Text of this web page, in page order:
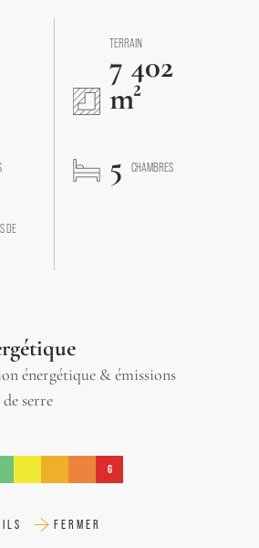
TERRAIN
7 402
m²
5 CHAMBRES
DE
énergétique & émissions
serre
G
FERMER